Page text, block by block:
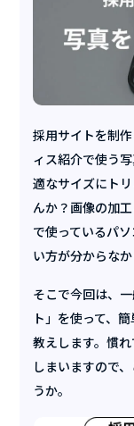
採用サイトを制
ィス紹介で使う
適なサイズにト
んか？画像の加
で使っているパ
い方が分からな
そこで今回は、
ト」を使って、
教えします。慣
しまいますので
うか。